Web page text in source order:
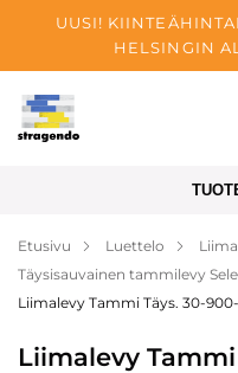
UUSI!
HELSINGIN
Tallinn
Maksu
Yrityksen
Blogi
Etusivu Luettelo
Täysisauvainen tammilevy
Liimalevy Tammi Täys. 30-
Liimalevy